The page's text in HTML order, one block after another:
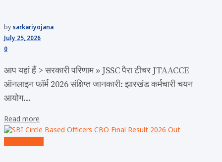
by sarkariyojana
July 25, 2026
0
आप यहां हैं > सरकारी परिणाम » JSSC पैरा टीचर JTAACCE
ऑनलाइन फॉर्म 2026 संक्षिप्त जानकारी: झारखंड कर्मचारी चयन
आयोग...
Read more